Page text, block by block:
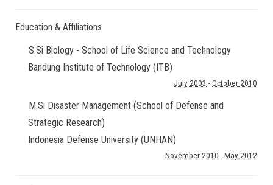
Education & Affiliations
S.Si Biology - School of Life Science and Technology
Bandung Institute of Technology (ITB)
July 2003 - October 2010
M.Si Disaster Management (School of Defense and
Strategic Research)
Indonesia Defense University (UNHAN)
November 2010 - May 2012